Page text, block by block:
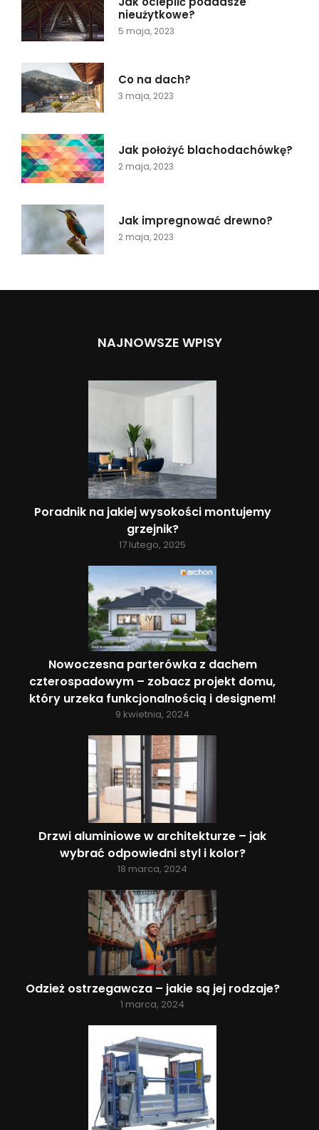
nieużytkowe?
5 maja, 2023
Co na dach?
3 maja, 2023
Jak położyć blachodachówkę?
2 maja, 2023
Jak impregnować drewno?
2 maja, 2023
NAJNOWSZE WPISY
Poradnik na jakiej wysokości montujemy
grzejnik?
17 lutego, 2025
Nowoczesna parterówka z dachem
czterospadowym – zobacz projekt domu,
który urzeka funkcjonalnością i designem!
9 kwietnia, 2024
Drzwi aluminiowe w architekturze – jak
wybrać odpowiedni styl i kolor?
18 marca, 2024
Odzież ostrzegawcza – jakie są jej rodzaje?
1 marca, 2024